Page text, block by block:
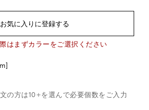
お気に入りに登録する